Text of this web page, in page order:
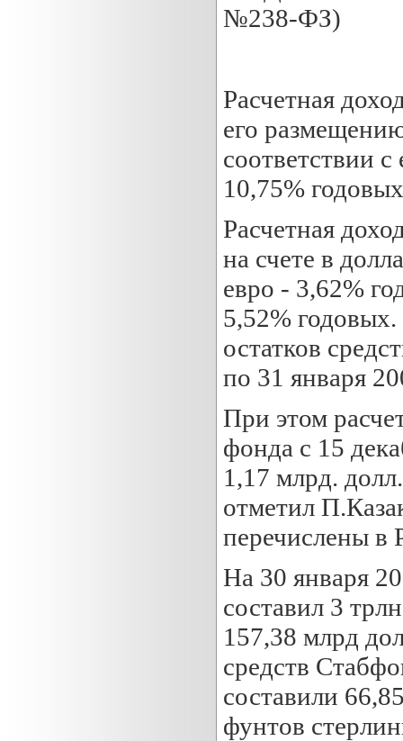
№238-ФЗ)
Расчетная
его
соответствии
10,75%
Расчетная
на счете в
евро - 3,62%
5,52%
остатков
по 31 января
При этом
фонда с 15
1,17 млрд.
отметил
перечислены в
На 30 января
составил 3
157,38 млрд
средств
составили
фунтов